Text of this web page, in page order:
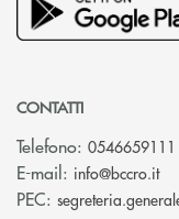
CONTATTI
Telefono: 0546659111
E-mail: info@bccro.it
PEC: